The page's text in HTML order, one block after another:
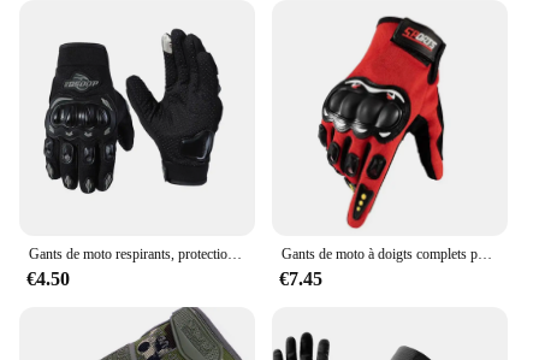
Gants de moto respirants, protection des doigts complets, sports de plein air, accessoires d'équitation de course étanches, été
€4.50
Gants de moto à doigts complets pour hommes, écran tactile, sports de plein air tout-terrain, protection du cyclisme, anti-chute
€7.45